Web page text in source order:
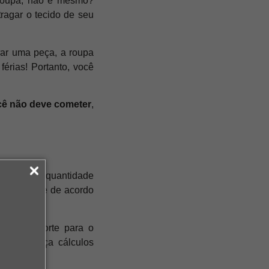
o tecido de seu
uma peça, a roupa
Portanto, você
não deve cometer,
a quantidade
de acordo
o recorte para o
Não faça cálculos